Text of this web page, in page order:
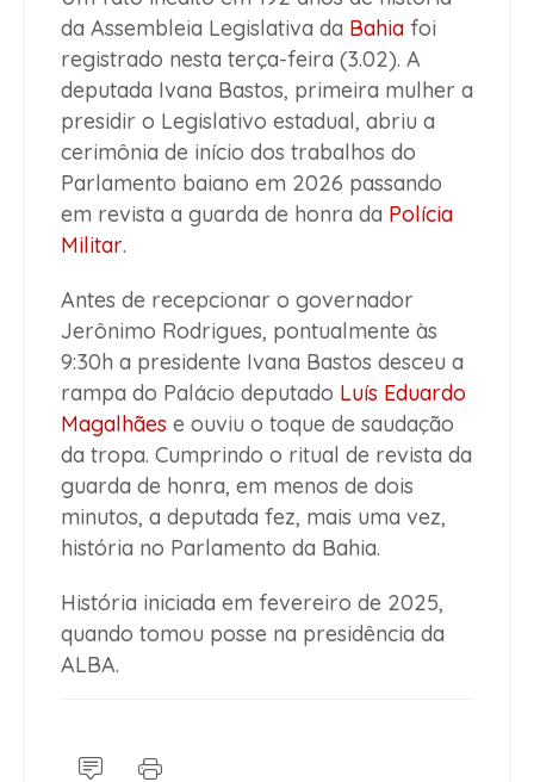
da Assembleia Legislativa da Bahia foi
registrado nesta terça-feira (3.02). A
deputada Ivana Bastos, primeira mulher a
presidir o Legislativo estadual, abriu a
cerimônia de início dos trabalhos do
Parlamento baiano em 2026 passando
em revista a guarda de honra da Polícia
Militar.
Antes de recepcionar o governador
Jerônimo Rodrigues, pontualmente às
9:30h a presidente Ivana Bastos desceu a
rampa do Palácio deputado Luís Eduardo
Magalhães e ouviu o toque de saudação
da tropa. Cumprindo o ritual de revista da
guarda de honra, em menos de dois
minutos, a deputada fez, mais uma vez,
história no Parlamento da Bahia.
História iniciada em fevereiro de 2025,
quando tomou posse na presidência da
ALBA.